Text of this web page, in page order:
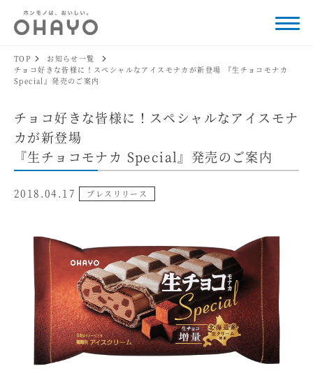
TOP
お知らせ一覧
チョコ好きな皆様に！スペシャルなアイスモナカが新登場 『生チョコモナカ
Special』発売のご案内
チョコ好きな皆様に！スペシャルなアイスモナ
カが新登場
『生チョコモナカ Special』発売のご案内
2018.04.17 プレスリリース